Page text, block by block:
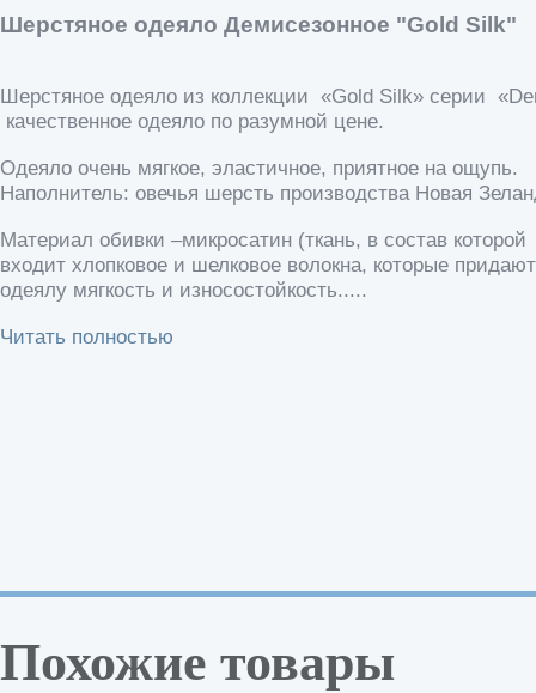
Шерстяное одеяло Демисезонное "Gold Silk"
Шерстяное одеяло из коллекции «Gold Silk» серии
качественное одеяло по разумной цене.
Одеяло очень мягкое, эластичное, приятное на ощупь.
Наполнитель: овечья шерсть производства Новая
Материал обивки –микросатин (ткань, в состав которой
входит хлопковое и шелковое волокна, которые придают
одеялу мягкость и износостойкость.....
Читать полностью
Похожие товары